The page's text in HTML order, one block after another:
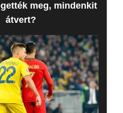
meg, mindenkit
átvert?